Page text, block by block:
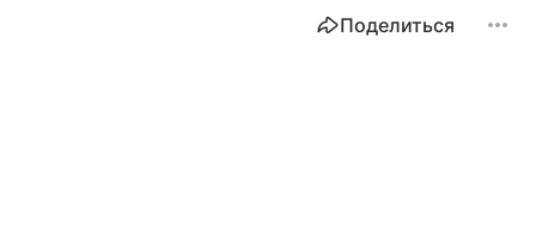
Поделиться